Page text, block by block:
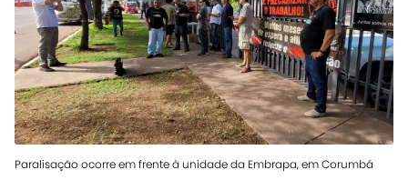
Paralisação ocorre em frente à unidade da Embrapa, em Corumbá